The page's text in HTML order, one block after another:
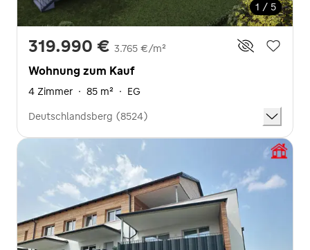
1 / 5
319.990 € 3.765 €/m²
Wohnung zum Kauf
4 Zimmer · 85 m² · EG
Deutschlandsberg (8524)